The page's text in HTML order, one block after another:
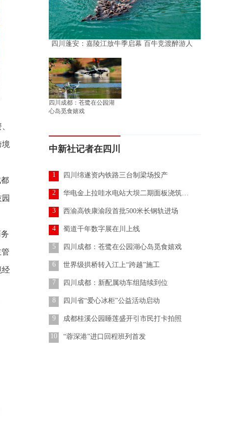
境
经
四川蓬安：嘉陵江放牛季启幕 百牛竞渡醉游人
四川成都：苍鹭在公园湖
心岛觅食嬉戏
中新社记者在四川
1 四川绵遂资内铁路三台制梁场投产
2 华电金上拉哇水电站大坝二期面板浇筑完成
3 西渝高铁康渝段首批500米长钢轨进场
4 蜀道千年数字展在川上线
5 四川成都：苍鹭在公园湖心岛觅食嬉戏
6 世界级拱桥转入江上“跨越”施工
7 四川成都：新配属动车组陆续到位
8 四川省“爱心冰柜”公益活动启动
9 成都桂溪公园睡莲盛开引市民打卡拍照
10 “蓉深港”进口回程班列首发